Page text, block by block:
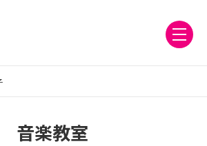
音楽教室